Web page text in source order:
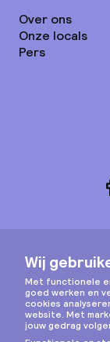
Over ons
Onze locals
Pers